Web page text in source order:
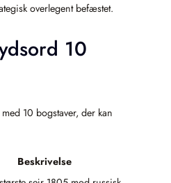
overlegent befæstet.
10
10 bogstaver, der kan
Beskrivelse